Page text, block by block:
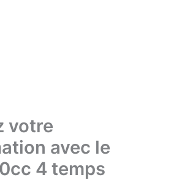
votre
avec le
4 temps